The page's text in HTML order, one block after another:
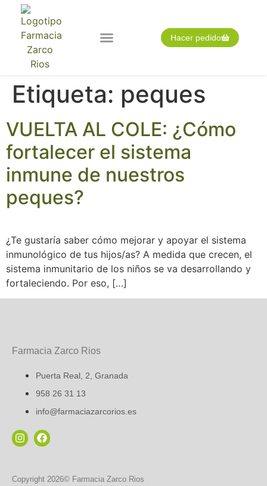
Hacer pedido
Etiqueta: peques
VUELTA AL COLE: ¿Cómo
fortalecer el sistema
inmune de nuestros
peques?
¿Te gustaría saber cómo mejorar y apoyar el sistema
inmunológico de tus hijos/as? A medida que crecen, el
sistema inmunitario de los niños se va desarrollando y
fortaleciendo. Por eso, […]
Farmacia Zarco Rios
Puerta Real, 2, Granada
958 26 31 13
info@farmaciazarcorios.es
Copyright 2026© Farmacia Zarco Rios